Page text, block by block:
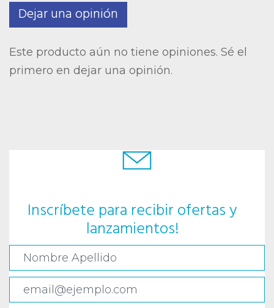
Dejar una opinión
Este producto aún no tiene opiniones. Sé el
primero en dejar una opinión.
Inscríbete para recibir ofertas y
lanzamientos!